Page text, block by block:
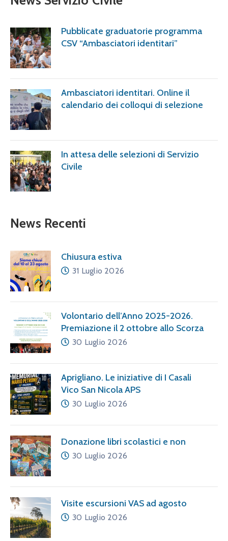
Pubblicate graduatorie programma
CSV “Ambasciatori identitari”
Ambasciatori identitari. Online il
calendario dei colloqui di selezione
In attesa delle selezioni di Servizio
Civile
News Recenti
Chiusura estiva
31 Luglio 2026
Volontario dell’Anno 2025-2026.
Premiazione il 2 ottobre allo Scorza
30 Luglio 2026
Aprigliano. Le iniziative di I Casali
Vico San Nicola APS
30 Luglio 2026
Donazione libri scolastici e non
30 Luglio 2026
Visite escursioni VAS ad agosto
30 Luglio 2026